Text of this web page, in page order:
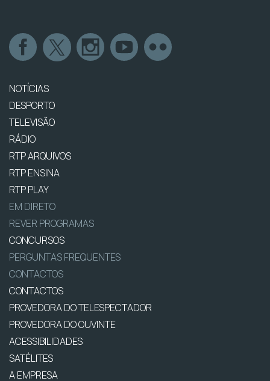
NOTÍCIAS
DESPORTO
TELEVISÃO
RÁDIO
RTP ARQUIVOS
RTP ENSINA
RTP PLAY
EM DIRETO
REVER PROGRAMAS
CONCURSOS
PERGUNTAS FREQUENTES
CONTACTOS
CONTACTOS
PROVEDORA DO TELESPECTADOR
PROVEDORA DO OUVINTE
ACESSIBILIDADES
SATÉLITES
A EMPRESA